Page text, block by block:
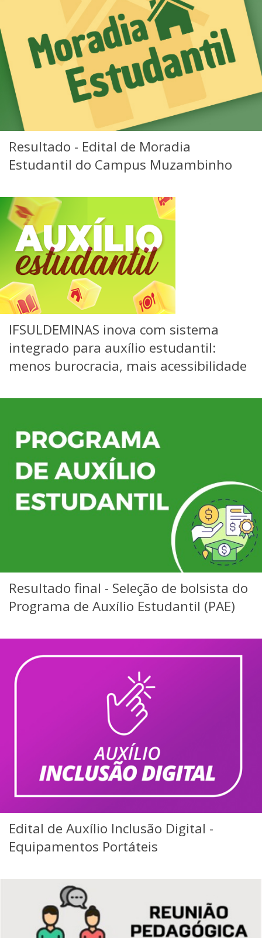
Resultado - Edital de Moradia
Estudantil do Campus Muzambinho
IFSULDEMINAS inova com sistema
integrado para auxílio estudantil:
menos burocracia, mais acessibilidade
Resultado final - Seleção de bolsista do
Programa de Auxílio Estudantil (PAE)
Edital de Auxílio Inclusão Digital -
Equipamentos Portáteis